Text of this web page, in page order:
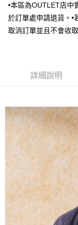
【關於「AFTEE先享後
AFTEE先享後付是「在
便利好安心！
１．簡單：不需註冊會
１．於結帳方式選擇「
ATM／網路銀行／等多
※ 請注意：結帳手續完
購買商品的店家。未經
後付繳納相關費用。
※ 交易是否成功請以「
是否繳費成功／繳費後
客戶支援中心」 https://
【注意事項】
１．透過由恩沛科技股
易，需依本服務之必要
權轉讓予恩沛科技股份
２．關於個人資料處理
運送方式
LINEX 宇迅國際
•本區為OUTLET店中
於訂單處申請退貨。•
取消訂單並且不會收
詳細說明